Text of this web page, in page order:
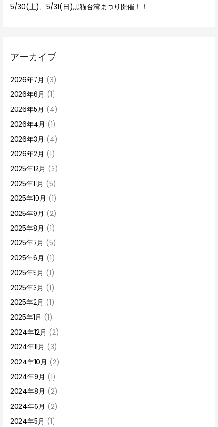
5/30(土)、5/31(日)黒猫台湾まつり開催！！
アーカイブ
2026年7月 (3)
2026年6月 (1)
2026年5月 (4)
2026年4月 (1)
2026年3月 (4)
2026年2月 (1)
2025年12月 (3)
2025年11月 (5)
2025年10月 (1)
2025年9月 (2)
2025年8月 (1)
2025年7月 (5)
2025年6月 (1)
2025年5月 (1)
2025年3月 (1)
2025年2月 (1)
2025年1月 (1)
2024年12月 (2)
2024年11月 (3)
2024年10月 (2)
2024年9月 (1)
2024年8月 (2)
2024年6月 (2)
2024年5月 (1)